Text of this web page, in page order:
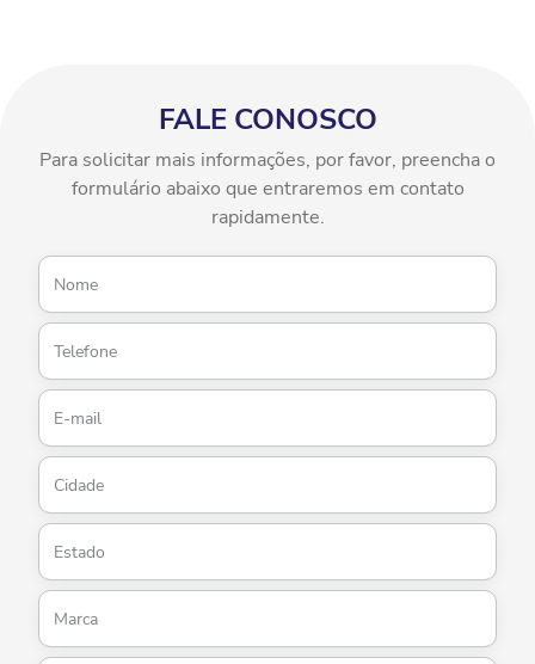
FALE CONOSCO
Para solicitar mais informações, por favor, preencha o
formulário abaixo que entraremos em contato
rapidamente.